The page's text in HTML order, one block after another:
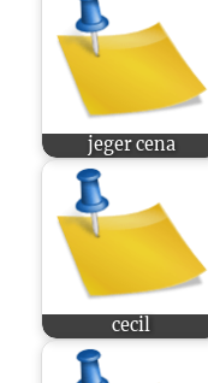
jeger cena
cecil